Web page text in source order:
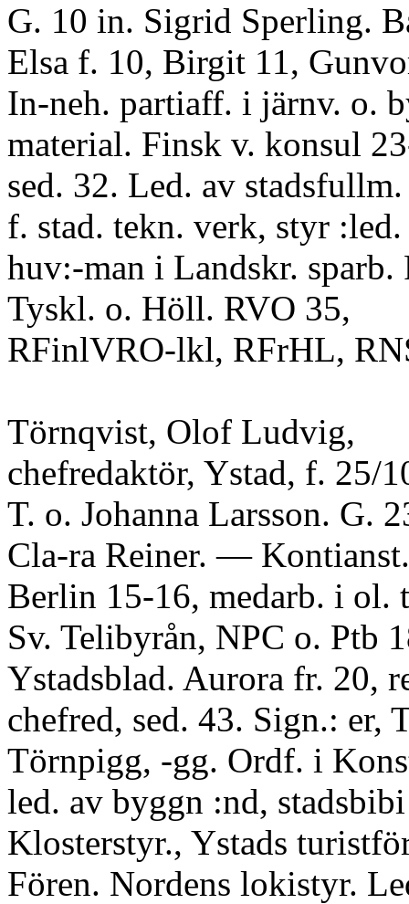
G. 10 in. Sigrid Sperling.
Elsa f. 10, Birgit 11,
In-neh. partiaff. i järnv. o.
material. Finsk v. konsul
sed. 32. Led. av
f. stad. tekn. verk, styr
huv:-man i Landskr. sparb.
Tyskl. o. Höll. RVO 35,
RFinlVRO-lkl, RFrHL,
Törnqvist, Olof Ludvig,
chefredaktör, Ystad, f. 25/
T. o. Johanna Larsson. G.
Cla-ra Reiner. —
Berlin 15-16, medarb. i ol.
Sv. Telibyrån, NPC o. Ptb
Ystadsblad. Aurora fr. 20,
chefred, sed. 43. Sign.: er,
Törnpigg, -gg. Ordf. i
led. av byggn :nd,
Klosterstyr., Ystads
Fören. Nordens lokistyr.